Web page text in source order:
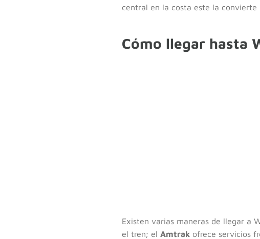
central en la costa este la convierte
Cómo llegar hasta
Existen varias maneras de llegar a
el tren; el Amtrak ofrece servicios